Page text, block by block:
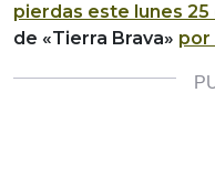
pierdas este lunes 25
de «Tierra Brava» por